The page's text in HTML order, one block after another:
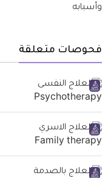
فحوصات متعلقة